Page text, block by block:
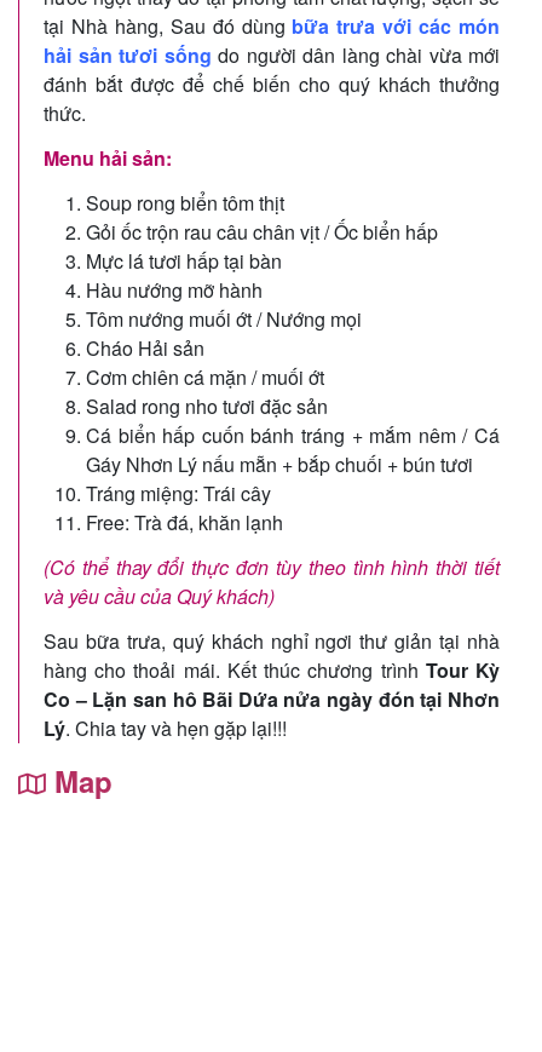
tại Nhà hàng, Sau đó dùng bữa trưa với các món
hải sản tươi sống do người dân làng chài vừa mới
đánh bắt được để chế biến cho quý khách thưởng
thức.
Menu hải sản:
Soup rong biển tôm thịt
Gỏi ốc trộn rau câu chân vịt / Ốc biển hấp
Mực lá tươi hấp tại bàn
Hàu nướng mỡ hành
Tôm nướng muối ớt / Nướng mọi
Cháo Hải sản
Cơm chiên cá mặn / muối ớt
Salad rong nho tươi đặc sản
Cá biển hấp cuốn bánh tráng + mắm nêm / Cá
Gáy Nhơn Lý nấu mẵn + bắp chuối + bún tươi
Tráng miệng: Trái cây
Free: Trà đá, khăn lạnh
(Có thể thay đổi thực đơn tùy theo tình hình thời tiết
và yêu cầu của Quý khách)
Sau bữa trưa, quý khách nghỉ ngơi thư giản tại nhà
hàng cho thoải mái. Kết thúc chương trình Tour Kỳ
Co – Lặn san hô Bãi Dứa nửa ngày đón tại Nhơn
Lý. Chia tay và hẹn gặp lại!!!
Map